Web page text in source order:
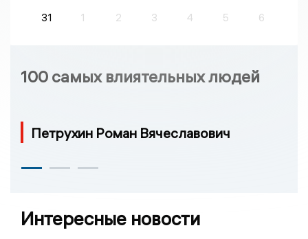
31
1 2 3 4 5 6
100 самых влиятельных людей
Петрухин Роман Вячеславович
Интересные новости